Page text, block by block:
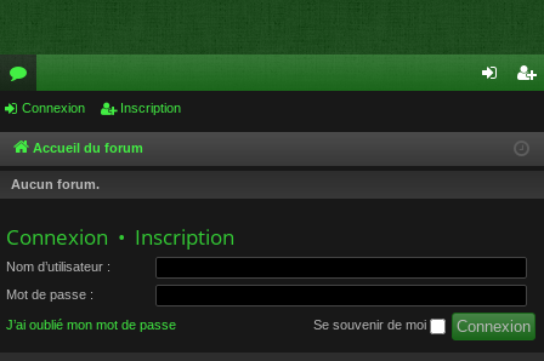
or
u
m
cri
Connexion Inscription
Accueil du forum
Aucun forum.
Connexion • Inscription
Nom d’utilisateur :
Mot de passe :
J’ai oublié mon mot de passe Se souvenir de moi